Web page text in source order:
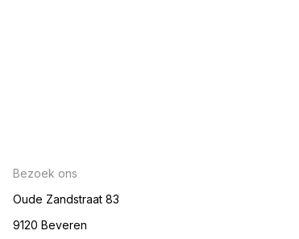
Bezoek ons
Oude Zandstraat 83
9120 Beveren